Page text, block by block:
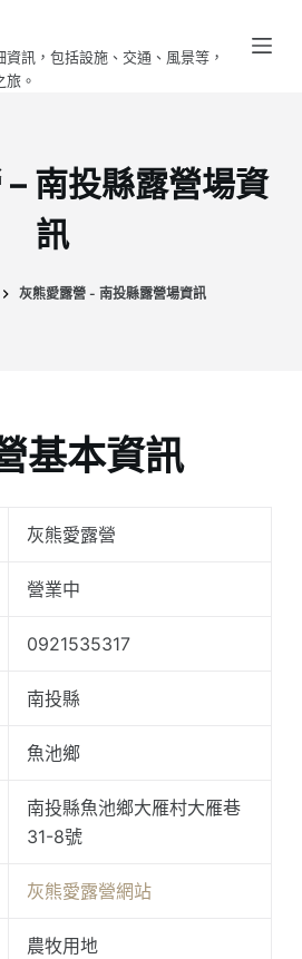
訊，包括設施、交通、風景等，
。
南投縣露營場資
訊
灰熊愛露營 - 南投縣露營場資訊
基本資訊
灰熊愛露營
營業中
0921535317
南投縣
魚池鄉
南投縣魚池鄉大雁村大雁巷
31-8號
灰熊愛露營網站
農牧用地